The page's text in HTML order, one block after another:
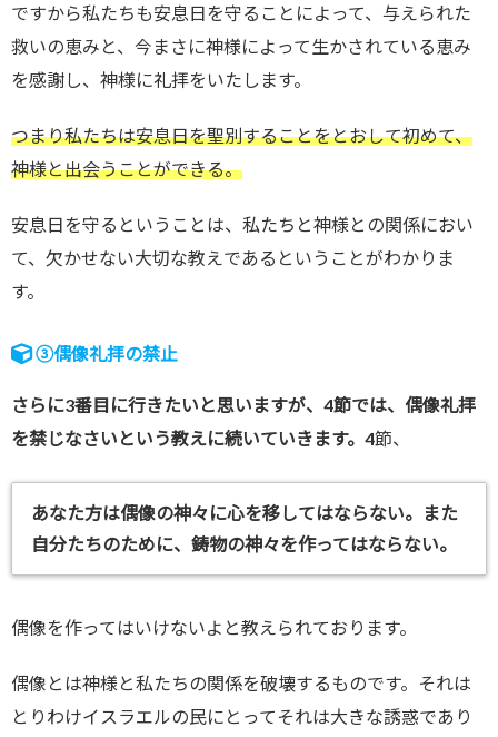
ですから私たちも安息日を守ることによって、与えられた
救いの恵みと、今まさに神様によって生かされている恵み
を感謝し、神様に礼拝をいたします。
つまり私たちは安息日を聖別することをとおして初めて、
神様と出会うことができる。
安息日を守るということは、私たちと神様との関係におい
て、欠かせない大切な教えであるということがわかりま
す。
③偶像礼拝の禁止
さらに3番目に行きたいと思いますが、4節では、偶像礼拝
を禁じなさいという教えに続いていきます。 4節、
あなた方は偶像の神々に心を移してはならない。また
自分たちのために、鋳物の神々を作ってはならない。
偶像を作ってはいけないよと教えられております。
偶像とは神様と私たちの関係を破壊するものです。それは
とりわけイスラエルの民にとってそれは大きな誘惑であり